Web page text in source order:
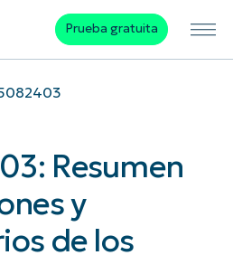
Prueba gratuita
Resumen
y
de los